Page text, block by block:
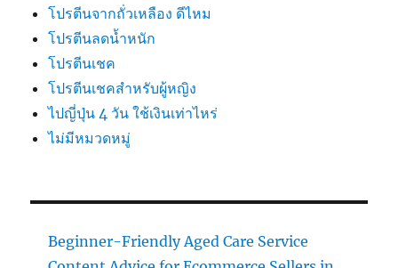
โปรตีนจากถั่วเหลือง ดีไหม
โปรตีนลดน้ำหนัก
โปรตีนเชค
โปรตีนเชคสำหรับผู้หญิง
ไปญี่ปุ่น 4 วัน ใช้เงินเท่าไหร่
ไม่มีหมวดหมู่
Beginner-Friendly Aged Care Service